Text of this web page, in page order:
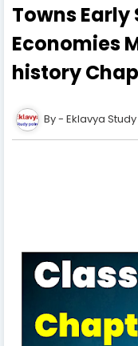
Towns
Economies
history
Eklavya